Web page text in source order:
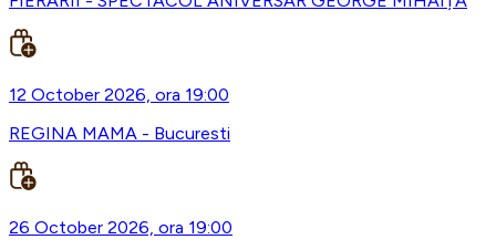
12 October 2026, ora 19:00
REGINA MAMA - Bucuresti
26 October 2026, ora 19:00